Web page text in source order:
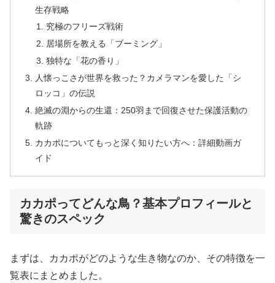
生存戦略
究極のフリーズ戦術
居場所を教える「ブーミング」
独特な「花の香り」
人懐っこさが世界を救った？カメラマンを愛した「シ
ロッコ」の伝説
絶滅の淵からの生還：250羽まで回復させた保護活動の
軌跡
カカポについてもっと深く知りたい方へ：詳細動画ガ
イド
カカポってどんな鳥？基本プロフィールと
驚きのスペック
まずは、カカポがどのような生き物なのか、その特徴を一
覧表にまとめました。